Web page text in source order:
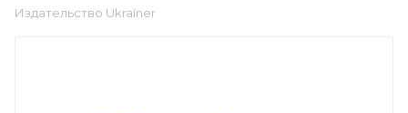
Издательство Ukraїner